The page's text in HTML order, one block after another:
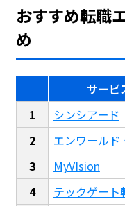
おすすめ転職
め
サービ
シンシアード
エンワールド
MyVIsion
テックゲート